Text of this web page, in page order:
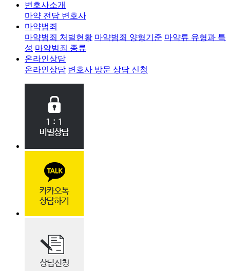
변호사소개
마약 전담 변호사
마약범죄
마약범죄 처벌현황 마약범죄 양형기준 마약류 유형과 특
성 마약범죄 종류
온라인상담
온라인상담 변호사 방문 상담 신청